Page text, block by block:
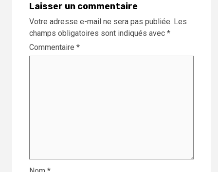
Laisser un commentaire
Votre adresse e-mail ne sera pas publiée. Les
champs obligatoires sont indiqués avec *
Commentaire *